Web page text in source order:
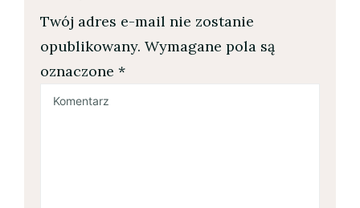
Twój adres e-mail nie zostanie
opublikowany. Wymagane pola są
oznaczone *